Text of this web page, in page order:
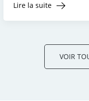
Lire la suite
VOIR